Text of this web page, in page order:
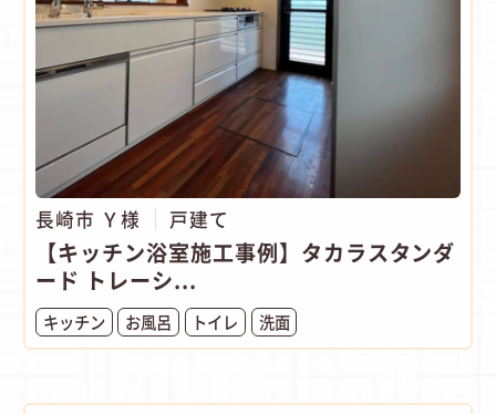
長崎市 Ｙ様 戸建て
【キッチン浴室施工事例】タカラスタンダ
ード トレーシ...
キッチン お風呂 トイレ 洗面